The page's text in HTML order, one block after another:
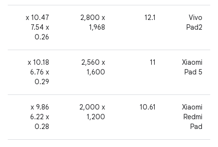
Vivo
Pad2
12.1
‎2,800 x
1,968
‫10.47 x
7.54 x
0.26
Xiaomi
Pad 5
11
‎2,560 x
1,600
‫10.18 x
6.76 x
0.29
‫Xiaomi
Redmi
Pad
10.61
‎2,000 x
1,200
‫9.86 x
6.22 x
0.28